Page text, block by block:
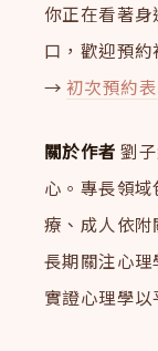
你正在看著
口，歡迎預
→ 初次預約
關於作者 劉
心。專長領
療、成人依附
長期關注心
實證心理學